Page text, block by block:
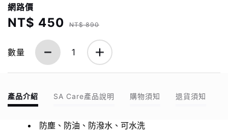
網路價
NT$ 450 NT$ 890
數量 1
產品介紹 SA Care產品說明 購物須知 退貨須知
防塵、防油、防潑水、可水洗